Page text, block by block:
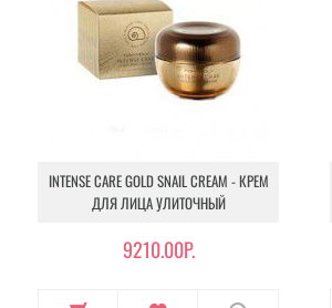
INTENSE CARE GOLD SNAIL CREAM - КРЕМ
ДЛЯ ЛИЦА УЛИТОЧНЫЙ
9210.00Р.